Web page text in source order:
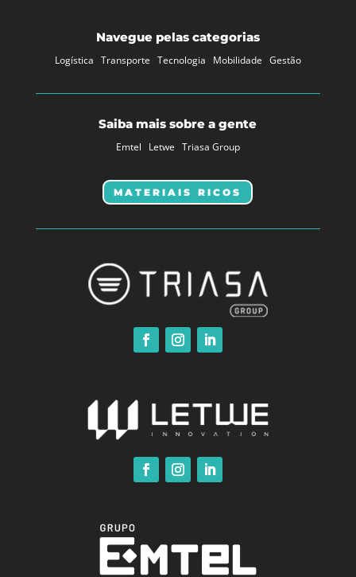
Navegue pelas categorias
Logística Transporte Tecnologia Mobilidade Gestão
Saiba mais sobre a gente
Emtel Letwe Triasa Group
MATERIAIS RICOS